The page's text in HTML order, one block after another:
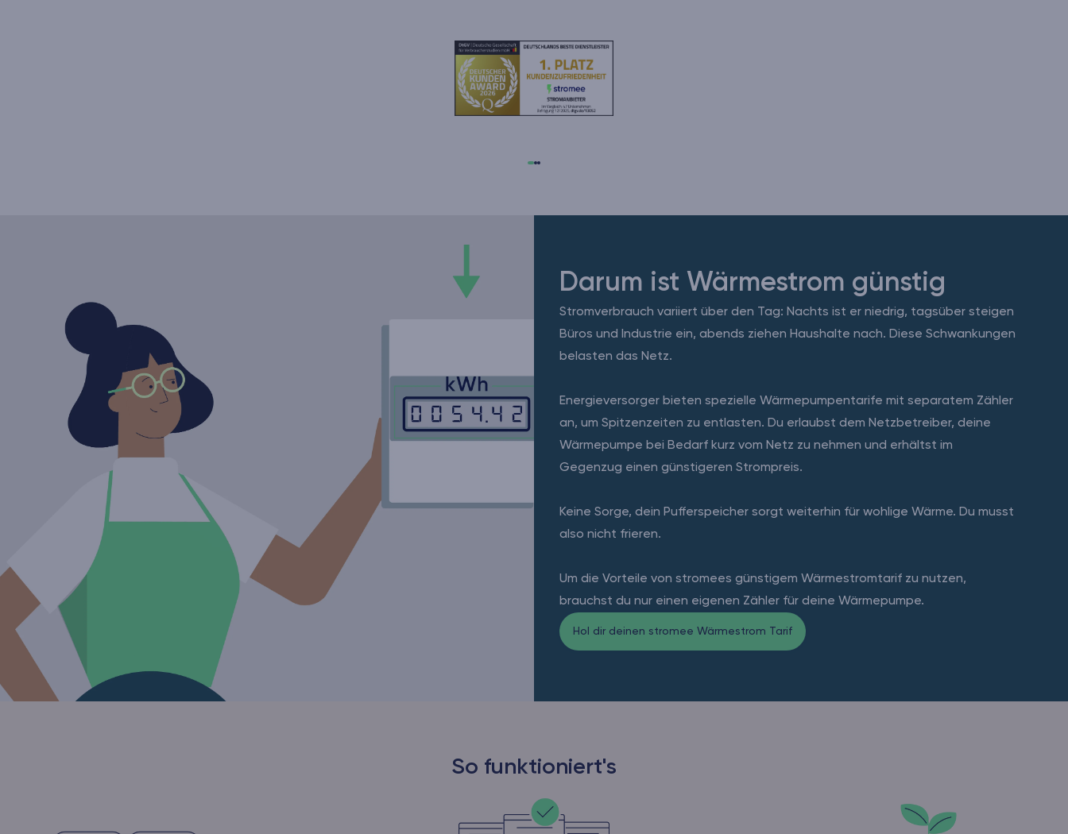
Darum ist Wärmestrom günstig
Stromverbrauch variiert über den Tag: Nachts ist er niedrig, tagsüber steigen
Büros und Industrie ein, abends ziehen Haushalte nach. Diese Schwankungen
belasten das Netz.
Energieversorger bieten spezielle Wärmepumpentarife mit separatem Zähler
an, um Spitzenzeiten zu entlasten. Du erlaubst dem Netzbetreiber, deine
Wärmepumpe bei Bedarf kurz vom Netz zu nehmen und erhältst im
Gegenzug einen günstigeren Strompreis.
Keine Sorge, dein Pufferspeicher sorgt weiterhin für wohlige Wärme. Du musst
also nicht frieren.
Um die Vorteile von stromees günstigem Wärmestromtarif zu nutzen,
brauchst du nur einen eigenen Zähler für deine Wärmepumpe.
Hol dir deinen stromee Wärmestrom Tarif
So funktioniert's